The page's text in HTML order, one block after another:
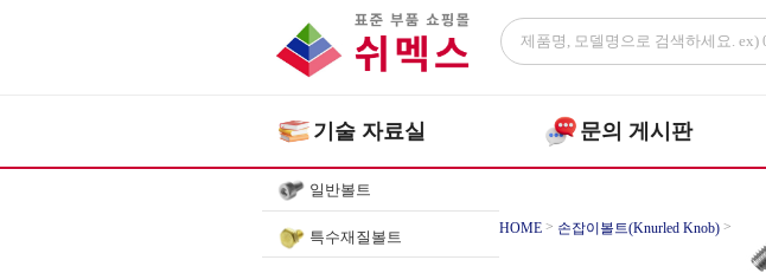
기술 자료실 문의 게시판
일반볼트
특수재질볼트 HOME > 손잡이볼트(Knurled Knob) >